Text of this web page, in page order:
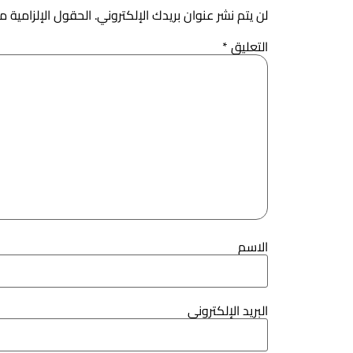
لن يتم نشر عنوان بريدك الإلكتروني. الحقول الإلزامية
التعليق*
الاسم
البريد الإلكتروني